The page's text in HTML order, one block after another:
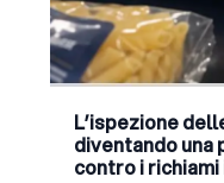
L’ispezione
diventando una
contro i richiami